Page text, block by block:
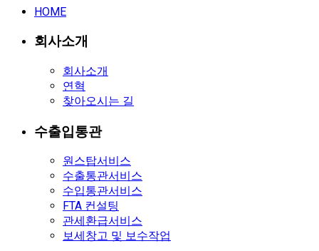
HOME
회사소개
회사소개
연혁
찾아오시는 길
수출입통관
원스탑서비스
수출통관서비스
수입통관서비스
FTA 컨설팅
관세환급서비스
보세창고 및 보수작업